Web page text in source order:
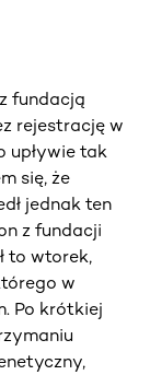
fundacją
rejestrację w
upływie tak
się, że
jednak ten
z fundacji
to wtorek,
w
Po krótkiej